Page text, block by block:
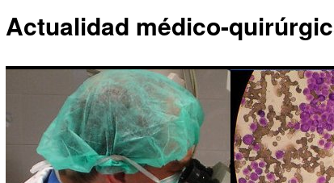
Actualidad médico-